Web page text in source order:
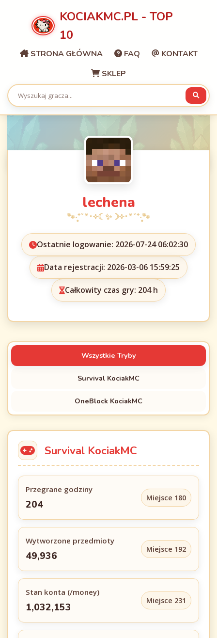
KOCIAKMC.PL - TOP
10
STRONA GŁÓWNA FAQ
KONTAKT
SKLEP
lechena
Ostatnie logowanie: 2026-07-24 06:02:30
Data rejestracji: 2026-03-06 15:59:25
Całkowity czas gry: 204 h
Wszystkie Tryby
Survival KociakMC
OneBlock KociakMC
Survival KociakMC
Przegrane godziny
204
Miejsce 180
Wytworzone przedmioty
49,936
Miejsce 192
Stan konta (/money)
1,032,153
Miejsce 231